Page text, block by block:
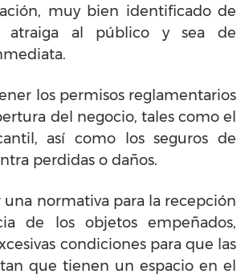
muy bien identificado de
atraiga al público y sea de
los permisos reglamentarios
del negocio, tales como el
así como los seguros de
perdidas o daños.
una normativa para la recepción
de los objetos empeñados,
condiciones para que las
que tienen un espacio en el